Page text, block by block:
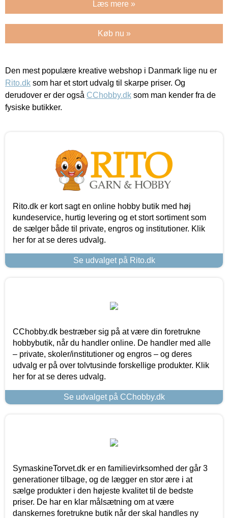
Læs mere »
Køb nu »
Den mest populære kreative webshop i Danmark lige nu er
Rito.dk som har et stort udvalg til skarpe priser. Og
derudover er der også CChobby.dk som man kender fra de
fysiske butikker.
Rito.dk er kort sagt en online hobby butik med høj
kundeservice, hurtig levering og et stort sortiment som
de sælger både til private, engros og institutioner. Klik
her for at se deres udvalg.
Se udvalget på Rito.dk
CChobby.dk bestræber sig på at være din foretrukne
hobbybutik, når du handler online. De handler med alle
– private, skoler/institutioner og engros – og deres
udvalg er på over tolvtusinde forskellige produkter. Klik
her for at se deres udvalg.
Se udvalget på CChobby.dk
SymaskineTorvet.dk er en familievirksomhed der går 3
generationer tilbage, og de lægger en stor ære i at
sælge produkter i den højeste kvalitet til de bedste
priser. De har en klar målsætning om at være
danskernes foretrukne butik når der skal handles ny